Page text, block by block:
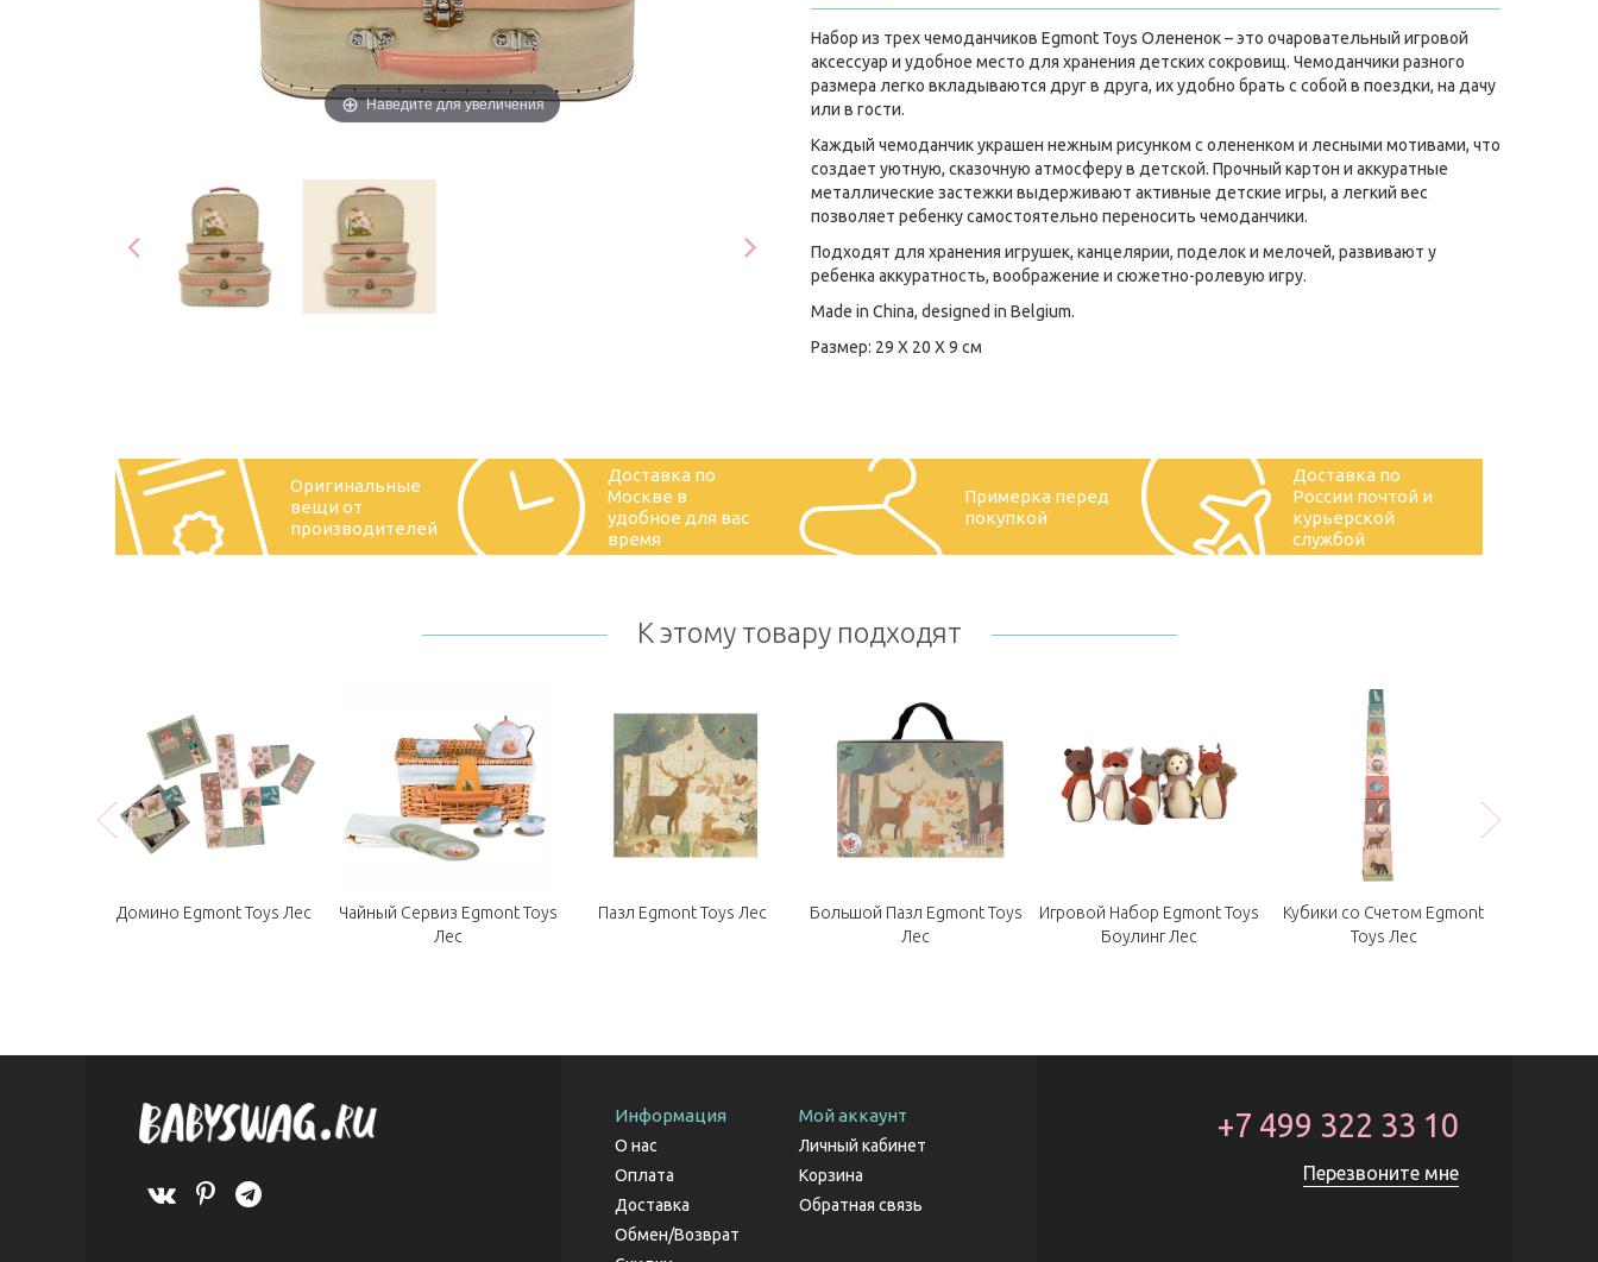
Наведите для увеличения
Набор из трех чемоданчиков Egmont Toys Олененок – это очаровательный игровой
аксессуар и удобное место для хранения детских сокровищ. Чемоданчики разного
размера легко вкладываются друг в друга, их удобно брать с собой в поездки, на дачу
или в гости.
Каждый чемоданчик украшен нежным рисунком с олененком и лесными мотивами, что
создает уютную, сказочную атмосферу в детской. Прочный картон и аккуратные
металлические застежки выдерживают активные детские игры, а легкий вес
позволяет ребенку самостоятельно переносить чемоданчики.
Подходят для хранения игрушек, канцелярии, поделок и мелочей, развивают у
ребенка аккуратность, воображение и сюжетно-ролевую игру.
Made in China, designed in Belgium.
Размер: 29 X 20 X 9 см
Оригинальные
вещи от
производителей
Доставка по
Москве в
удобное для вас
время
Примерка перед
покупкой
Доставка по
России почтой и
курьерской
службой
К этому товару подходят
Домино Egmont Toys Лес
Чайный Сервиз Egmont Toys
Лес
Пазл Egmont Toys Лес
Большой Пазл Egmont Toys
Лес
Игровой Набор Egmont Toys
Боулинг Лес
Кубики со Счетом Egmont
Toys Лес
Информация
О нас
Оплата
Доставка
Обмен/Возврат
Мой аккаунт
Личный кабинет
Корзина
Обратная связь
+7 499 322 33 10
Перезвоните мне